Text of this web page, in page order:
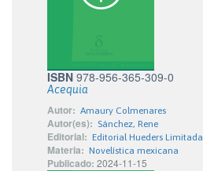
ISBN 978-956-365-309-0
Acequia
Autor: Amaury Colmenares
Autor(es): Sánchez, Rene
Editorial: Editorial Hueders Limitada
Materia: Novelística mexicana
Publicado: 2024-11-15